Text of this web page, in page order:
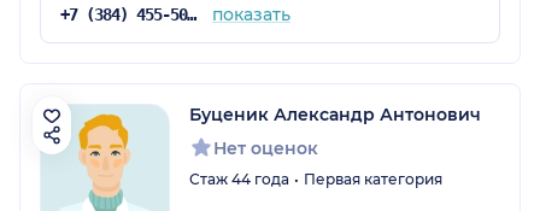
+7 (384) 455-50-72 показать
Буценик Александр Антонович
Нет оценок
Стаж 44 года Первая категория